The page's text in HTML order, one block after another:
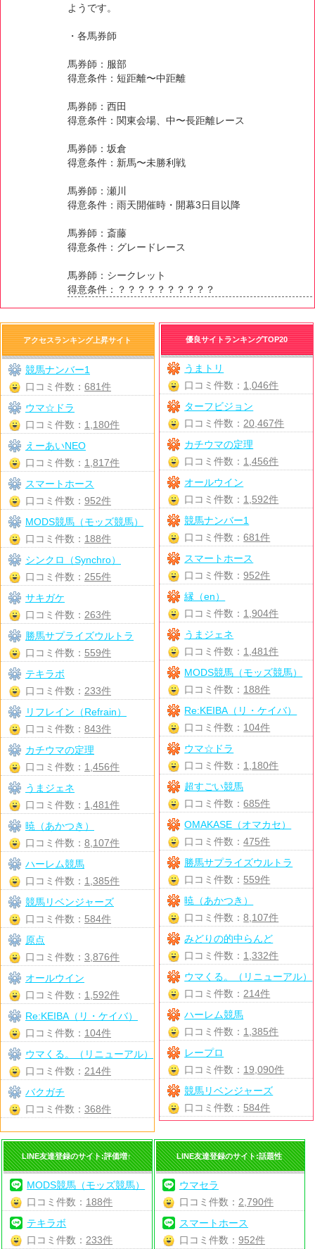
ようです。
・各馬券師
馬券師：服部
得意条件：短距離〜中距離
馬券師：西田
得意条件：関東会場、中〜長距離レース
馬券師：坂倉
得意条件：新馬〜未勝利戦
馬券師：瀬川
得意条件：雨天開催時・開幕3日目以降
馬券師：斎藤
得意条件：グレードレース
馬券師：シークレット
得意条件：？？？？？？？？？？
優良サイトランキングTOP20
うまトリ
口コミ件数： 1,046件
ターフビジョン
口コミ件数： 20,467件
カチウマの定理
口コミ件数： 1,456件
オールウイン
口コミ件数： 1,592件
競馬ナンバー1
口コミ件数：681件
スマートホース
口コミ件数：952件
縁（en）
口コミ件数： 1,904件
うまジェネ
口コミ件数： 1,481件
MODS競馬（モッズ競馬）
口コミ件数： 188件
Re:KEIBA（リ・ケイバ）
口コミ件数： 104件
ウマ☆ドラ
口コミ件数： 1,180件
超すごい競馬
口コミ件数：685件
OMAKASE（オマカセ）
口コミ件数：475件
勝馬サプライズウルトラ
口コミ件数： 559件
暁（あかつき）
口コミ件数：8,107件
みどりの的中らんど
口コミ件数： 1,332件
ウマくる。（リニューアル）
口コミ件数： 214件
ハーレム競馬
口コミ件数： 1,385件
レープロ
口コミ件数： 19,090件
競馬リベンジャーズ
口コミ件数： 584件
アクセスランキング上昇サイト
競馬ナンバー1
口コミ件数： 681件
ウマ☆ドラ
口コミ件数： 1,180件
えーあいNEO
口コミ件数： 1,817件
スマートホース
口コミ件数： 952件
MODS競馬（モッズ競馬）
口コミ件数： 188件
シンクロ（Synchro）
口コミ件数： 255件
サキガケ
口コミ件数： 263件
勝馬サプライズウルトラ
口コミ件数： 559件
テキラボ
口コミ件数： 233件
リフレイン（Refrain）
口コミ件数： 843件
カチウマの定理
口コミ件数： 1,456件
うまジェネ
口コミ件数： 1,481件
暁（あかつき）
口コミ件数： 8,107件
ハーレム競馬
口コミ件数： 1,385件
競馬リベンジャーズ
口コミ件数： 584件
原点
口コミ件数： 3,876件
オールウイン
口コミ件数： 1,592件
Re:KEIBA（リ・ケイバ）
口コミ件数： 104件
ウマくる。（リニューアル）
口コミ件数： 214件
バクガチ
口コミ件数： 368件
LINE友達登録のサイト:評価増↑
MODS競馬（モッズ競馬）
口コミ件数： 188件
テキラボ
口コミ件数： 233件
LINE友達登録のサイト:話題性
ウマセラ
口コミ件数： 2,790件
スマートホース
口コミ件数： 952件